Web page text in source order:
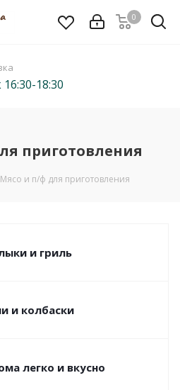
0
18:30
приготовления
Мясо и п/ф для приготовления
и гриль
и колбаски
легко и вкусно